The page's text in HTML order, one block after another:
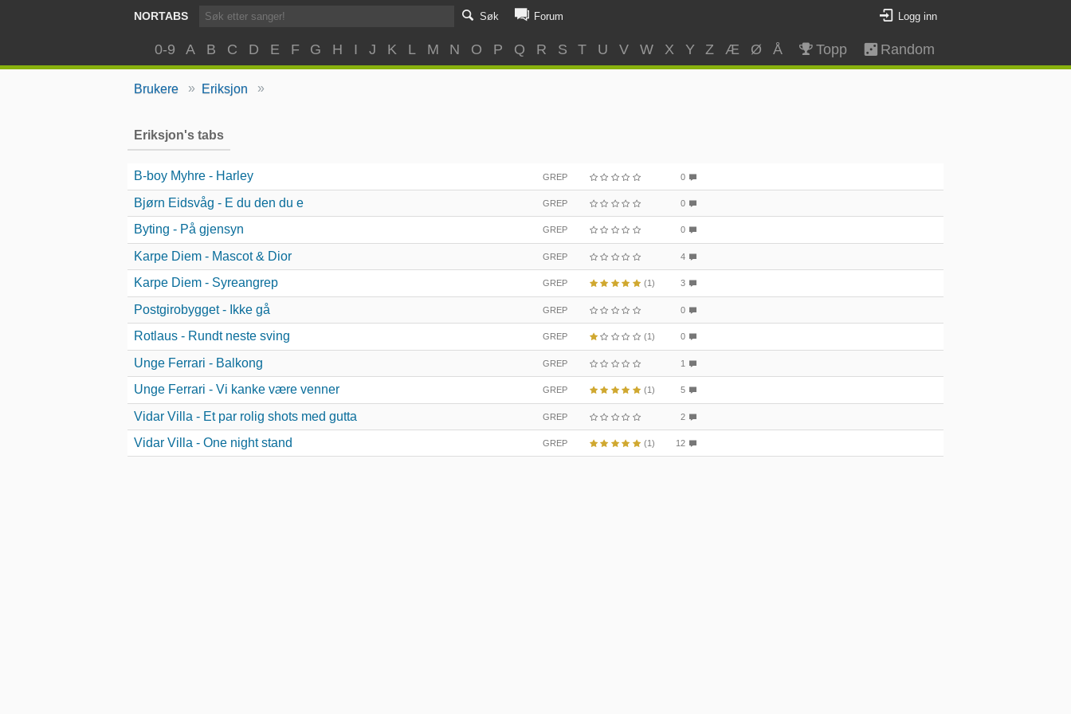
NORTABS Søk Forum Logg inn
0-9 A B C D E F G H I J K L M N O P Q R S T U V W X Y Z Æ Ø Å Topp Random
Brukere » Eriksjon »
Eriksjon's tabs
B-boy Myhre - Harley GREP 0
Bjørn Eidsvåg - E du den du e GREP 0
Byting - På gjensyn GREP 0
Karpe Diem - Mascot & Dior GREP 4
Karpe Diem - Syreangrep GREP (1) 3
Postgirobygget - Ikke gå GREP 0
Rotlaus - Rundt neste sving GREP (1) 0
Unge Ferrari - Balkong GREP 1
Unge Ferrari - Vi kanke være venner GREP (1) 5
Vidar Villa - Et par rolig shots med gutta GREP 2
Vidar Villa - One night stand GREP (1) 12